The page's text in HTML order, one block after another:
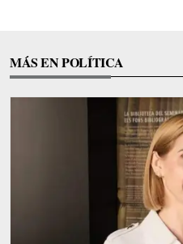
MÁS EN POLÍTICA